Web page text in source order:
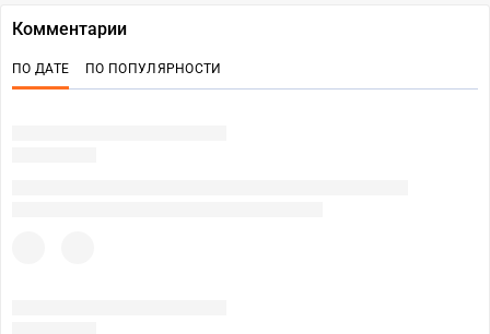
Комментарии
ПО ДАТЕ ПО ПОПУЛЯРНОСТИ